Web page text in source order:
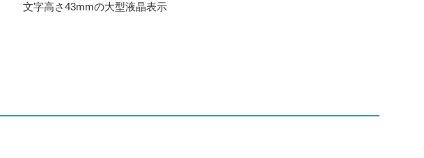
文字高さ43mmの大型液晶表示